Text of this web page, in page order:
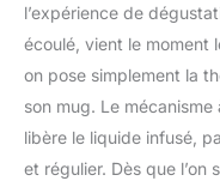
l’expérience de
écoulé, vient le moment
on pose simplement la
son mug. Le mécanisme
libère le liquide infusé,
et régulier. Dès que l’on